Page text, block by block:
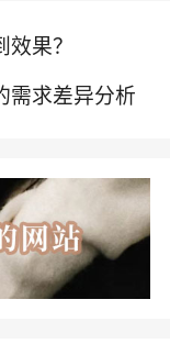
果？
需求差异分析